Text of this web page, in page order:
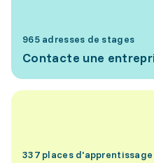
965 adresses de stages
Contacte une
337 places d'apprentissage